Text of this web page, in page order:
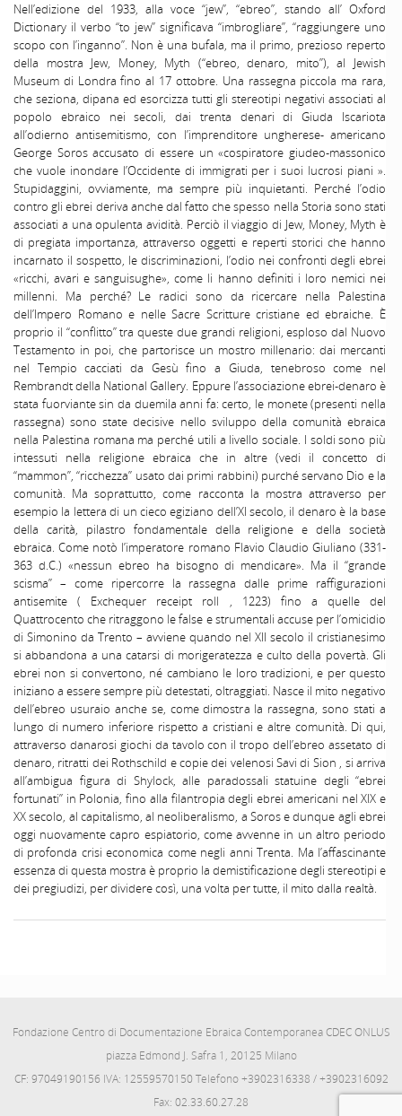
Nell’edizione del 1933, alla voce “jew”, “ebreo”, stando all’ Oxford
Dictionary il verbo “to jew” significava “imbrogliare”, “raggiungere uno
scopo con l’inganno”. Non è una bufala, ma il primo, prezioso reperto
della mostra Jew, Money, Myth (“ebreo, denaro, mito”), al Jewish
Museum di Londra fino al 17 ottobre. Una rassegna piccola ma rara,
che seziona, dipana ed esorcizza tutti gli stereotipi negativi associati al
popolo ebraico nei secoli, dai trenta denari di Giuda Iscariota
all’odierno antisemitismo, con l’imprenditore ungherese- americano
George Soros accusato di essere un «cospiratore giudeo-massonico
che vuole inondare l’Occidente di immigrati per i suoi lucrosi piani ».
Stupidaggini, ovviamente, ma sempre più inquietanti. Perché l’odio
contro gli ebrei deriva anche dal fatto che spesso nella Storia sono stati
associati a una opulenta avidità. Perciò il viaggio di Jew, Money, Myth è
di pregiata importanza, attraverso oggetti e reperti storici che hanno
incarnato il sospetto, le discriminazioni, l’odio nei confronti degli ebrei
«ricchi, avari e sanguisughe», come li hanno definiti i loro nemici nei
millenni. Ma perché? Le radici sono da ricercare nella Palestina
dell’Impero Romano e nelle Sacre Scritture cristiane ed ebraiche. È
proprio il “conflitto” tra queste due grandi religioni, esploso dal Nuovo
Testamento in poi, che partorisce un mostro millenario: dai mercanti
nel Tempio cacciati da Gesù fino a Giuda, tenebroso come nel
Rembrandt della National Gallery. Eppure l’associazione ebrei-denaro è
stata fuorviante sin da duemila anni fa: certo, le monete (presenti nella
rassegna) sono state decisive nello sviluppo della comunità ebraica
nella Palestina romana ma perché utili a livello sociale. I soldi sono più
intessuti nella religione ebraica che in altre (vedi il concetto di
“mammon”, “ricchezza” usato dai primi rabbini) purché servano Dio e la
comunità. Ma soprattutto, come racconta la mostra attraverso per
esempio la lettera di un cieco egiziano dell’XI secolo, il denaro è la base
della carità, pilastro fondamentale della religione e della società
ebraica. Come notò l’imperatore romano Flavio Claudio Giuliano (331-
363 d.C.) «nessun ebreo ha bisogno di mendicare». Ma il “grande
scisma” – come ripercorre la rassegna dalle prime raffigurazioni
antisemite ( Exchequer receipt roll , 1223) fino a quelle del
Quattrocento che ritraggono le false e strumentali accuse per l’omicidio
di Simonino da Trento – avviene quando nel XII secolo il cristianesimo
si abbandona a una catarsi di morigeratezza e culto della povertà. Gli
ebrei non si convertono, né cambiano le loro tradizioni, e per questo
iniziano a essere sempre più detestati, oltraggiati. Nasce il mito negativo
dell’ebreo usuraio anche se, come dimostra la rassegna, sono stati a
lungo di numero inferiore rispetto a cristiani e altre comunità. Di qui,
attraverso danarosi giochi da tavolo con il tropo dell’ebreo assetato di
denaro, ritratti dei Rothschild e copie dei velenosi Savi di Sion , si arriva
all’ambigua figura di Shylock, alle paradossali statuine degli “ebrei
fortunati” in Polonia, fino alla filantropia degli ebrei americani nel XIX e
XX secolo, al capitalismo, al neoliberalismo, a Soros e dunque agli ebrei
oggi nuovamente capro espiatorio, come avvenne in un altro periodo
di profonda crisi economica come negli anni Trenta. Ma l’affascinante
essenza di questa mostra è proprio la demistificazione degli stereotipi e
dei pregiudizi, per dividere così, una volta per tutte, il mito dalla realtà.
Fondazione Centro di Documentazione Ebraica Contemporanea CDEC ONLUS
piazza Edmond J. Safra 1, 20125 Milano
CF: 97049190156 IVA: 12559570150 Telefono +3902316338 / +3902316092
Fax: 02.33.60.27.28